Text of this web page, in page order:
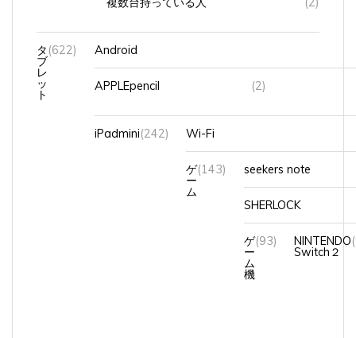
タ
ブ
レ
ッ
ト
(622) Android
APPLEpencil (2)
iPadmini(242) Wi-Fi
ゲ
ー
ム
(143) seekers note
SHERLOCK
ゲ
ー
ム
機
(93) NINTENDO
Switch２